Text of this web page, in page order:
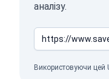
аналізу.
Використовуючи цей